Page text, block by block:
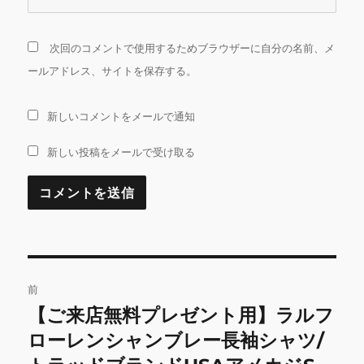
次回のコメントで使用するためブラウザーに自分の名前、メ
ールアドレス、サイトを保存する。
新しいコメントをメールで通知
新しい投稿をメールで受け取る
稿
ナ
前
の
投
【ご来店無料プレゼント用】ラルフ
ローレンシャンブレー長袖シャツ/